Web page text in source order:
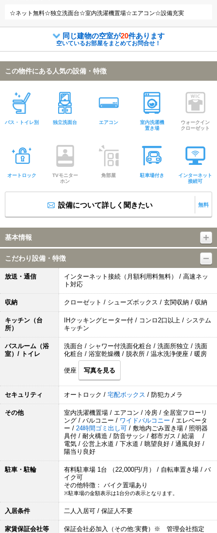
☆ネット無料☆独立洗面台☆室内洗濯機置場☆エアコン☆設備充実
同じ建物の空室が20件あります
空いているお部屋をまとめてお問合せ！
この物件にある人気の設備・特徴
バス・トイレ別 独立洗面台 エアコン
室内洗濯機
置き場
ウォークイン
クローゼット
オートロック
TVモニター
ホン
角部屋 駐車場付き
インターネット
接続可
設備について詳しく聞きたい 無料
基本情報
こだわり設備・特徴
放送・通信
インターネット接続（月額利用料無料） / 高速ネッ
ト対応
収納 クローゼット / シューズボックス / 玄関収納 / 収納
キッチン（台
所）
IHクッキングヒーター付 / コンロ2口以上 / システム
キッチン
バスルーム（浴
室）/ トイレ
洗面台 / シャワー付洗面化粧台 / 洗面所独立 / 洗面
化粧台 / 浴室乾燥機 / 脱衣所 / 温水洗浄便座 / 暖房
便座 写真を見る
セキュリティ オートロック / 宅配ボックス / 防犯カメラ
その他
室内洗濯機置場 / エアコン / 冷房 / 全居室フローリ
ング / バルコニー / ワイドバルコニー / エレベータ
ー / 24時間ゴミ出し可 / 敷地内ごみ置き場 / 照明器
具付 / 耐火構造 / 防音サッシ / 都市ガス / 給湯 /
電気 / 公営上水道 / 下水道 / 眺望良好 / 通風良好 /
陽当り良好
駐車・駐輪
有料駐車場 1台 （22,000円/月） / 自転車置き場 / バ
イク可
その他特徴： バイク置場あり
※駐車場の金額表示は1台分の表示となります。
入居条件 二人入居可 / 保証人不要
家賃保証会社等 保証会社必加入（その他:実費）※ 管理会社指定